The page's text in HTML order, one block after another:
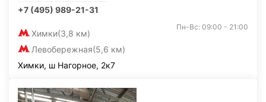
+7 (495) 989-21-31
Химки(3,8 км)
Левобережная(5,6 км)
Пн-Вс: 09:00 - 21:00
Химки, ш Нагорное, 2к7